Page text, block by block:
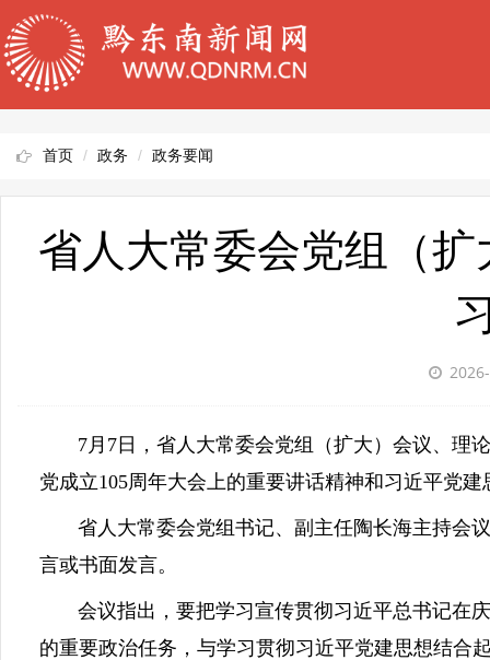
首页 政务 政务要闻
省人大常委会党组（
7月7日，省人大常委会党组（扩大）会议、理论
党成立105周年大会上的重要讲话精神和习近平党建
省人大常委会党组书记、副主任陶长海主持会议
言或书面发言。
会议指出，要把学习宣传贯彻习近平总书记在庆
的重要政治任务，与学习贯彻习近平党建思想结合